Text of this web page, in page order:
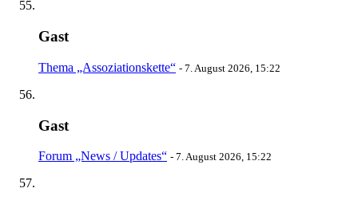
Gast
Thema „Assoziationskette“ - 7. August 2026, 15:22
Gast
Forum „News / Updates“ - 7. August 2026, 15:22